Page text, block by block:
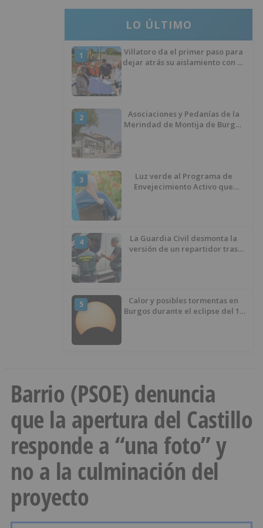
LO ÚLTIMO
1
Villatoro da el primer paso para
dejar atrás su aislamiento con el
2
Asociaciones y Pedanías de la
Merindad de Montija de Burgos
3
Luz verde al Programa de
Envejecimiento Activo que
4
La Guardia Civil desmonta la
versión de un repartidor tras
5
Calor y posibles tormentas en
Burgos durante el eclipse del 12
Barrio (PSOE) denuncia
que la apertura del Castillo
responde a “una foto” y
no a la culminación del
proyecto